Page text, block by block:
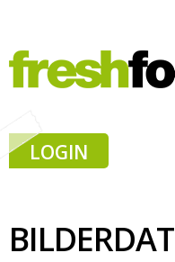
LOGIN